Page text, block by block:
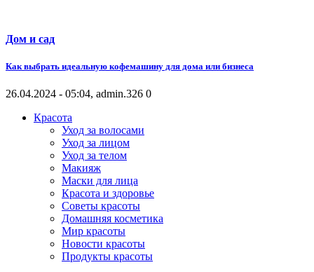
Дом и сад
Как выбрать идеальную кофемашину для дома или бизнеса
26.04.2024 - 05:04, admin.326 0
Красота
Уход за волосами
Уход за лицом
Уход за телом
Макияж
Маски для лица
Красота и здоровье
Советы красоты
Домашняя косметика
Мир красоты
Новости красоты
Продукты красоты